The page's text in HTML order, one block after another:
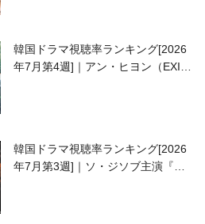
韓国ドラマ視聴率ランキング[2026
年7月第4週]｜アン・ヒヨン（EXID
韓国ドラマ視聴率ランキング[2026
年7月第3週]｜ソ・ジソブ主演『エ